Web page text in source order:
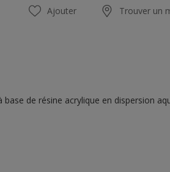
Ajouter Trouver un
de résine acrylique en dispersion